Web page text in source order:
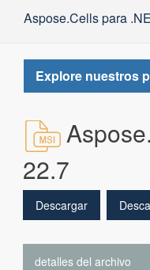
Aspose.Cells para
Explore nuestros
22.7
Descargar
detalles del archivo